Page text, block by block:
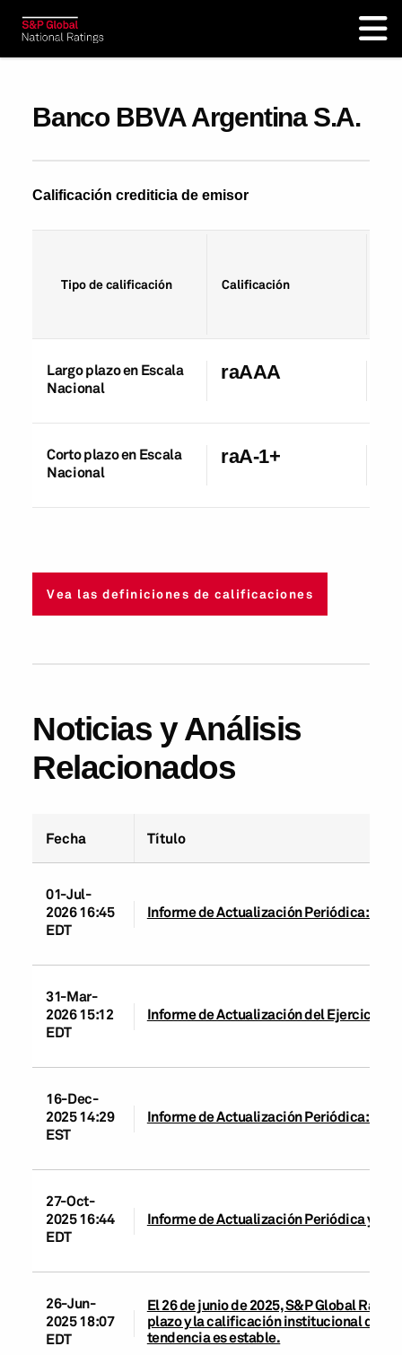
Banco BBVA Argentina S.A.
Calificación crediticia de emisor
Tipo de calificación Calificación
Largo plazo en Escala
Nacional
raAAA
Corto plazo en Escala
Nacional
raA-1+
Vea las definiciones de calificaciones
Noticias y Análisis
Relacionados
Fecha Título
01-Jul-
2026 16:45
EDT
Informe de Actualización Periódica:
31-Mar-
2026 15:12
EDT
Informe de Actualización del Ejercicio:
16-Dec-
2025 14:29
EST
Informe de Actualización Periódica:
27-Oct-
2025 16:44
EDT
Informe de Actualización Periódica y
26-Jun-
2025 18:07
EDT
El 26 de junio de 2025, S&P Global
plazo y la calificación institucional de
tendencia es estable.